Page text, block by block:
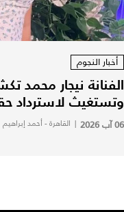
أخبار النجوم
الفنانة نيجار
وتستغيث لاسترداد
06 آب 2026 | القاهرة - أحمد إبراهيم